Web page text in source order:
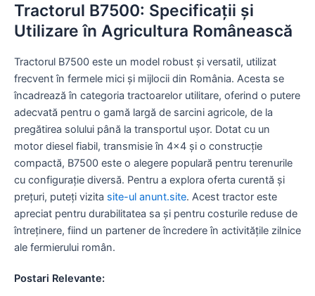
Tractorul B7500: Specificații și
Utilizare în Agricultura Românească
Tractorul B7500 este un model robust și versatil, utilizat
frecvent în fermele mici și mijlocii din România. Acesta se
încadrează în categoria tractoarelor utilitare, oferind o putere
adecvată pentru o gamă largă de sarcini agricole, de la
pregătirea solului până la transportul ușor. Dotat cu un
motor diesel fiabil, transmisie în 4×4 și o construcție
compactă, B7500 este o alegere populară pentru terenurile
cu configurație diversă. Pentru a explora oferta curentă și
prețuri, puteți vizita site-ul anunt.site. Acest tractor este
apreciat pentru durabilitatea sa și pentru costurile reduse de
întreținere, fiind un partener de încredere în activitățile zilnice
ale fermierului român.
Postari Relevante: